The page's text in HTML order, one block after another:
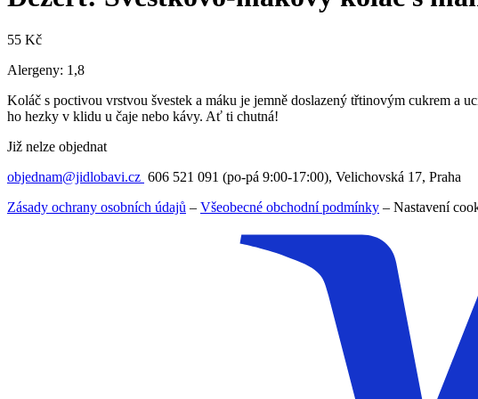
55 Kč
Alergeny: 1,8
Koláč s poctivou vrstvou švestek a máku je jemně doslazený třtinovým cukrem a
ho hezky v klidu u čaje nebo kávy. Ať ti chutná!
Již nelze objednat
objednam@jidlobavi.cz 606 521 091 (po-pá 9:00-17:00), Velichovská 17, Praha
Zásady ochrany osobních údajů – Všeobecné obchodní podmínky – Nastavení